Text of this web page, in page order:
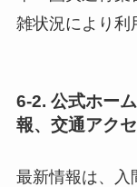
雑状況により利
6-2. 公式ホー
報、交通アク
最新情報は、入